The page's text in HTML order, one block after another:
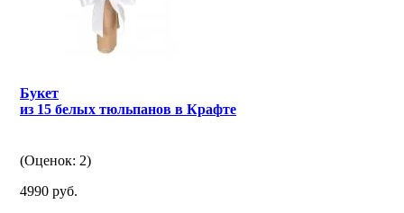
Букет
из 15 белых тюльпанов в Крафте
(Оценок: 2)
4990 руб.